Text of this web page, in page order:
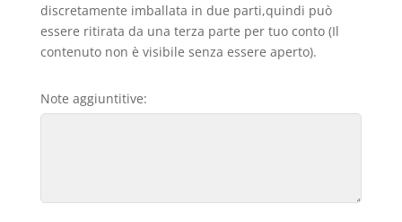
discretamente imballata in due parti,quindi può
essere ritirata da una terza parte per tuo conto (Il
contenuto non è visibile senza essere aperto).
Note aggiuntitive: